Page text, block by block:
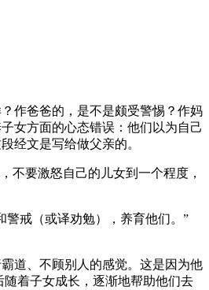
作爸爸的，是不是颇受警惕？作妈
女方面的心态错误：他们以为自己
经文是写给做父亲的。
不要激怒自己的儿女到一个程度，
戒（或译劝勉），养育他们。”
道、不顾别人的感觉。这是因为他
着子女成长，逐渐地帮助他们去